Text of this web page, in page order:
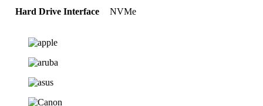
Hard Drive Interface ‎NVMe